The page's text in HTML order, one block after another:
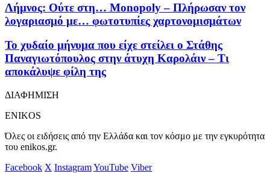
Λήμνος: Ούτε στη… Monopoly – Πλήρωσαν τον
λογαριασμό με… φωτοτυπίες χαρτονομισμάτων
Το χυδαίο μήνυμα που είχε στείλει ο Στάθης
Παναγιωτόπουλος στην άτυχη Καρολάιν – Τι
αποκάλυψε φίλη της
ΔΙΑΦΗΜΙΣΗ
ENIKOS
Όλες οι ειδήσεις από την Ελλάδα και τον κόσμο με την εγκυρότητα
του enikos.gr.
Facebook X InstagramYouTube Viber